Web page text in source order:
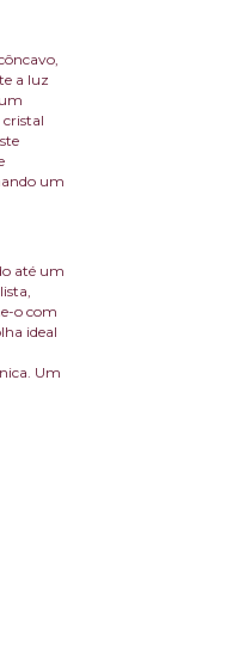
a luz
um
até um
o com
ideal
Um